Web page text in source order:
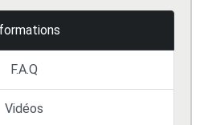
F.A.Q
Vidéos